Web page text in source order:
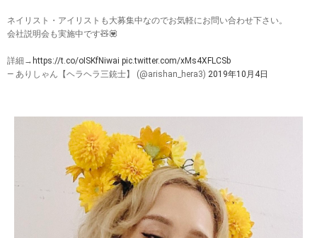
ネイリスト・アイリストも大募集中なのでお気軽にお問い合わせ下さい。
会社説明会も実施中です🧸💟
詳細→ https://t.co/oISKfNiwai pic.twitter.com/xMs4XFLCSb
— ありしゃん【ヘラヘラ三銃士】 (@arishan_hera3) 2019年10月4日